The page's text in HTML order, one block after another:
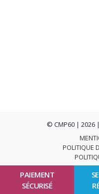
PAIEMENT
SÉCURISÉ
© CMP60 | 2026 |
POLITIQUE